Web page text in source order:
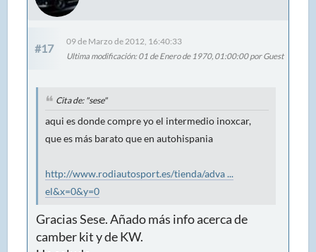
#17
09 de Marzo de 2012, 16:40:33
Ultima modificación: 01 de Enero de 1970, 01:00:00 por Guest
Cita de: "sese"
aqui es donde compre yo el intermedio inoxcar,
que es más barato que en autohispania
http://www.rodiautosport.es/tienda/adva ...
el&x=0&y=0
Gracias Sese. Añado más info acerca de
camber kit y de KW.